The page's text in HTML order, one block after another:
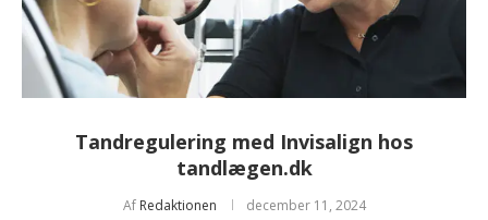
Tandregulering med Invisalign hos
tandlægen.dk
Af Redaktionen december 11, 2024